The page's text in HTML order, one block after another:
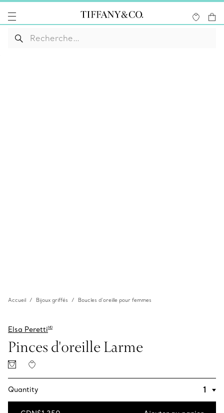
Accueil Bijoux griffés Boucles d’oreille pour femmes
Elsa PerettiMD
Pinces d'oreille Larme
Quantity